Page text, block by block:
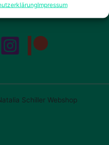
Impressum
Schiller Webshop